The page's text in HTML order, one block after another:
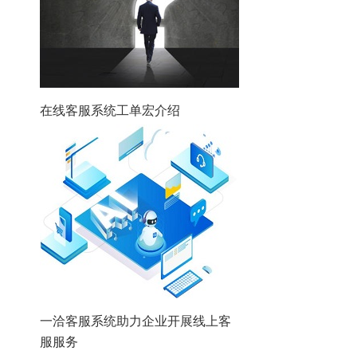
在线客服系统工单宏介绍
一洽客服系统助力企业开展线上客
服服务